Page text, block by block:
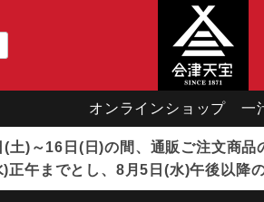
オンラインショップ 一
土)～16日(日)の間、通販ご注文商品
午までとし、8月5日(水)午後以降